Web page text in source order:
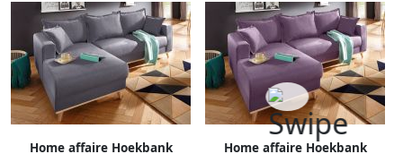
Home affaire Hoekbank
Home affaire Hoekbank